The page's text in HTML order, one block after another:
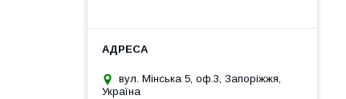
вул. Мінська 5, оф.3, Запоріжжя,
Україна